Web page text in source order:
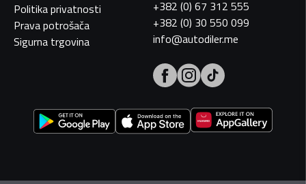
Politika privatnosti
Prava potrošača
Sigurna trgovina
+382 (0) 67 312 555
+382 (0) 30 550 099
info@autodiler.me